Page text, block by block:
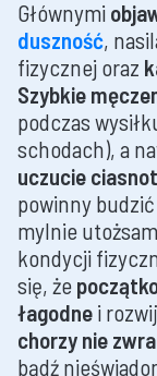
Głównymi
duszność,
fizycznej oraz
Szybkie
podczas
schodach), a
uczucie
powinny
mylnie
kondycji
się, że
łagodne i
chorzy nie
bądź